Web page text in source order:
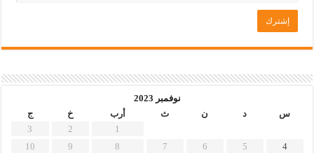
نوفمبر 2023
س
د ن ث أرب خ
ج
1
2
3
4
5
6
7
8
9
10